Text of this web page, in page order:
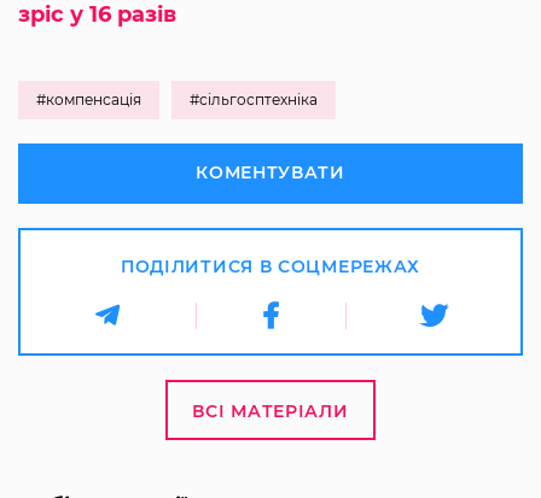
зріс у 16 разів
#компенсація #сільгосптехніка
КОМЕНТУВАТИ
ПОДІЛИТИСЯ В СОЦМЕРЕЖАХ
ВСІ МАТЕРІАЛИ